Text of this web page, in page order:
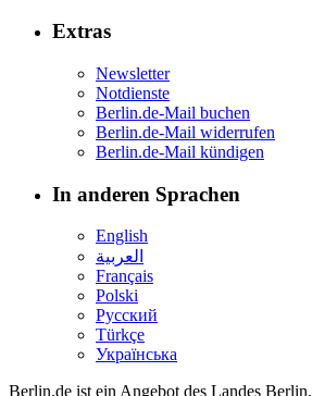
Extras
Newsletter
Notdienste
Berlin.de-Mail buchen
Berlin.de-Mail widerrufen
Berlin.de-Mail kündigen
In anderen Sprachen
English
العربية
Français
Polski
Русский
Türkçe
Українська
Berlin.de ist ein Angebot des Landes Berlin.